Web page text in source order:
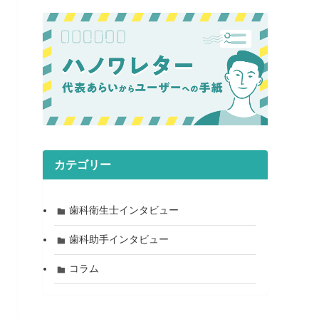
カテゴリー
歯科衛生士インタビュー
歯科助手インタビュー
コラム